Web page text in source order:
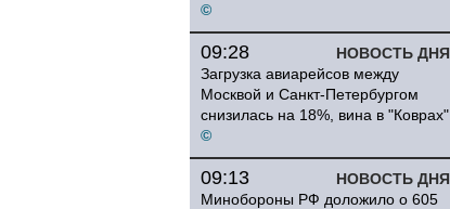
©
НОВОСТЬ ДНЯ
09:28
Загрузка авиарейсов между
Москвой и Санкт-Петербургом
снизилась на 18%, вина в "Коврах"
©
НОВОСТЬ ДНЯ
09:13
Минобороны РФ доложило о 605